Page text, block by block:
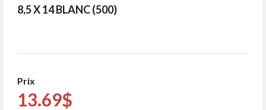
8,5 X 14 BLANC (500)
Prix
13.69$